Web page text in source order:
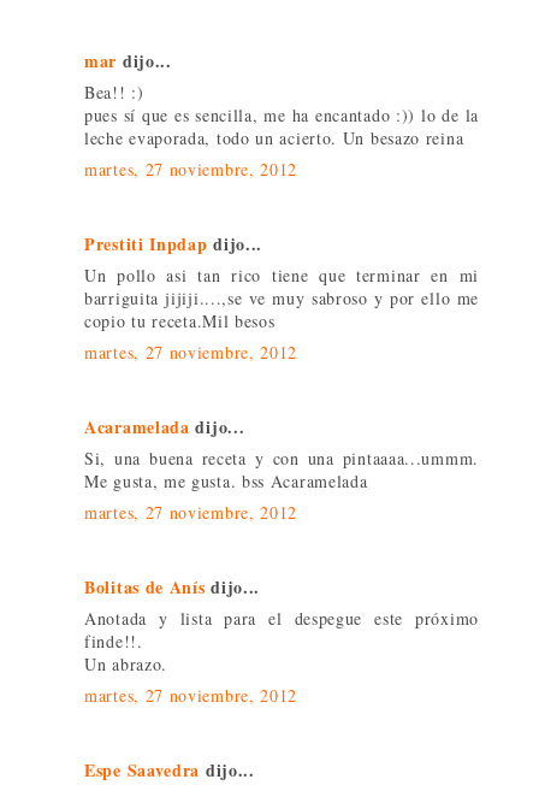
mar dijo...
Bea!! :)
pues sí que es sencilla, me ha encantado :)) lo de la
leche evaporada, todo un acierto. Un besazo reina
martes, 27 noviembre, 2012
Prestiti Inpdap dijo...
Un pollo asi tan rico tiene que terminar en mi
barriguita jijiji....,se ve muy sabroso y por ello me
copio tu receta.Mil besos
martes, 27 noviembre, 2012
Acaramelada dijo...
Si, una buena receta y con una pintaaaa...ummm.
Me gusta, me gusta. bss Acaramelada
martes, 27 noviembre, 2012
Bolitas de Anís dijo...
Anotada y lista para el despegue este próximo
finde!!.
Un abrazo.
martes, 27 noviembre, 2012
Espe Saavedra dijo...